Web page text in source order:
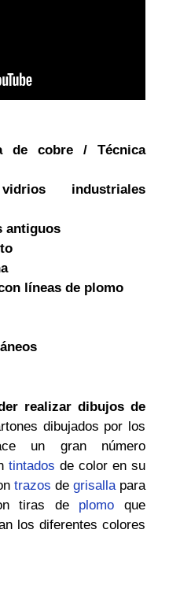
de cobre / Técnica
industriales
antiguos
líneas de plomo
realizar dibujos de
dibujados por los
un gran número
tintados de color en su
trazos de grisalla para
tiras de plomo que
los diferentes colores